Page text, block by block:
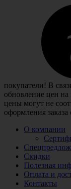
покупатели! В
обновление цен на
цены могут не
оформления
О компании
Скидки
Полезная
Оплата и
Контакты